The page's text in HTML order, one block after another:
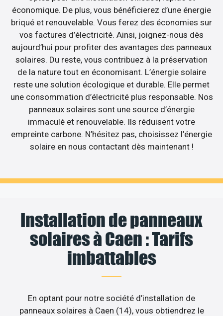
économique. De plus, vous bénéficierez d’une énergie
briqué et renouvelable. Vous ferez des économies sur
vos factures d’électricité. Ainsi, joignez-nous dès
aujourd’hui pour profiter des avantages des panneaux
solaires. Du reste, vous contribuez à la préservation
de la nature tout en économisant. L’énergie solaire
reste une solution écologique et durable. Elle permet
une consommation d’électricité plus responsable. Nos
panneaux solaires sont une source d’énergie
immaculé et renouvelable. Ils réduisent votre
empreinte carbone. N’hésitez pas, choisissez l’énergie
solaire en nous contactant dès maintenant !
Installation de panneaux
solaires à Caen : Tarifs
imbattables
En optant pour notre société d’installation de
panneaux solaires à Caen (14), vous obtiendrez le